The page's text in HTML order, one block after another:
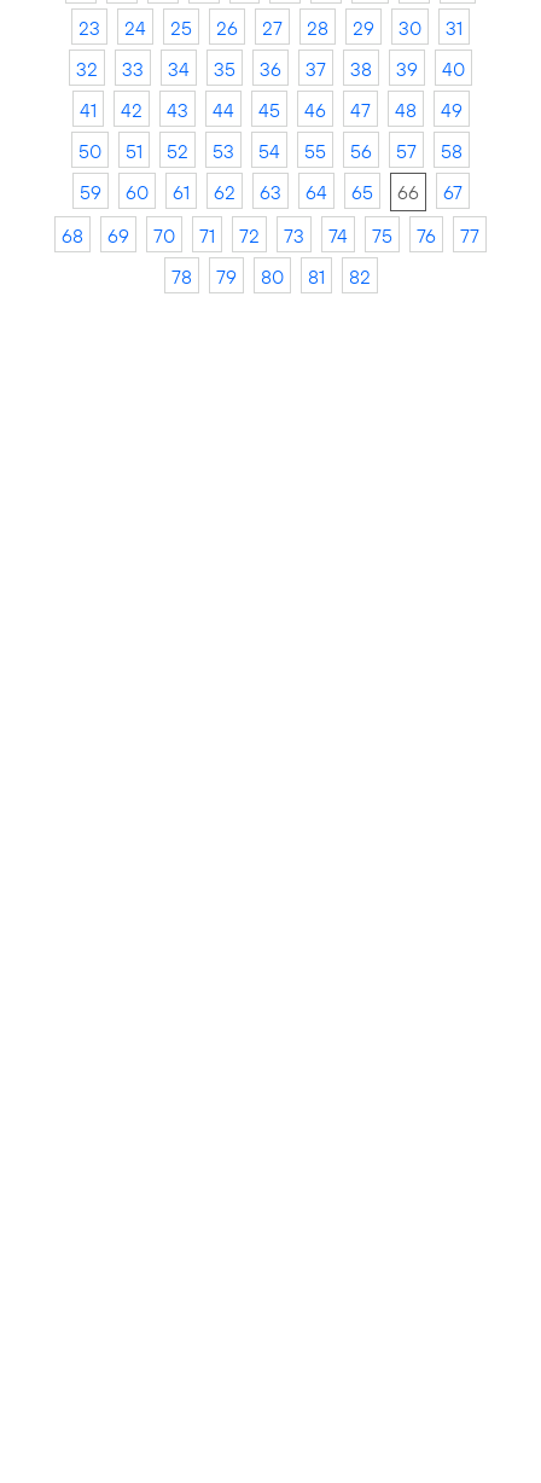
23
24 25 26 27 28 29 30
31
32
33 34 35 36 37 38 39
40
41
42 43 44 45 46 47 48
49
50
51 52 53 54 55 56 57
58
59
60 61 62 63 64 65 66
67
68
69 70 71 72 73 74 75 76
77
78
79 80 81 82